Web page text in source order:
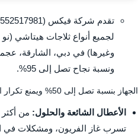
لجميع أنواع ثلاجات هيتاشي
ونسبة نجاح تصل إلى 95%.
الجهاز بنسبة تصل إلى 50% ويمنع تكرار الأعطال بنسبة 85%.
الأعطال الشائعة والحلول: من